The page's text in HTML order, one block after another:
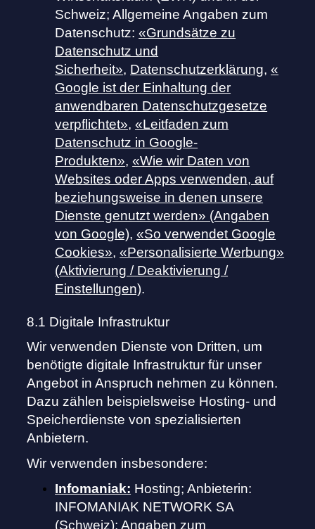
Schweiz; Allgemeine Angaben zum
Datenschutz: «Grundsätze zu
Datenschutz und
Sicherheit», Datenschutzerklärung, «
Google ist der Einhaltung der
anwendbaren Datenschutzgesetze
verpflichtet», «Leitfaden zum
Datenschutz in Google-
Produkten», «Wie wir Daten von
Websites oder Apps verwenden, auf
beziehungsweise in denen unsere
Dienste genutzt werden» (Angaben
von Google), «So verwendet Google
Cookies», «Personalisierte Werbung»
(Aktivierung / Deaktivierung /
Einstellungen).
8.1 Digitale Infrastruktur
Wir verwenden Dienste von Dritten, um
benötigte digitale Infrastruktur für unser
Angebot in Anspruch nehmen zu können.
Dazu zählen beispielsweise Hosting- und
Speicherdienste von spezialisierten
Anbietern.
Wir verwenden insbesondere:
Infomaniak: Hosting; Anbieterin:
INFOMANIAK NETWORK SA
(Schweiz); Angaben zum